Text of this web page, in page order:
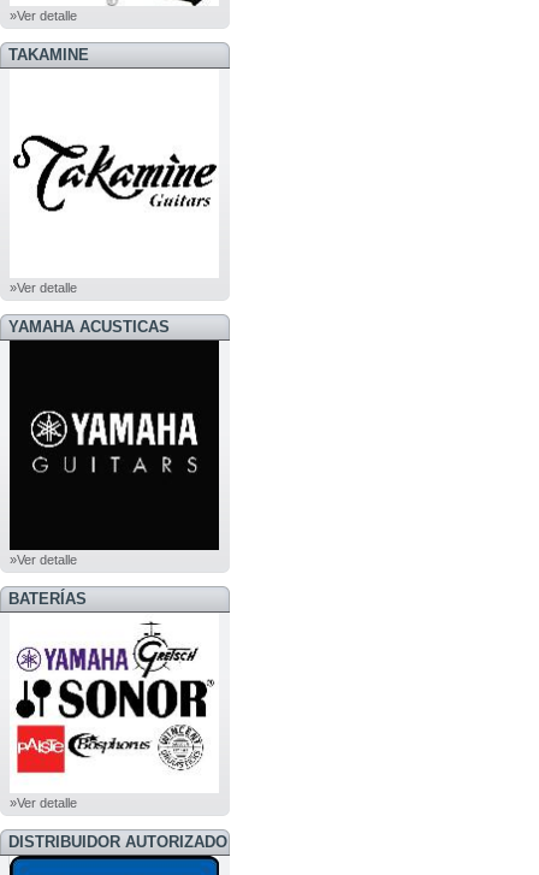
»Ver detalle
TAKAMINE
»Ver detalle
YAMAHA ACUSTICAS
»Ver detalle
BATERÍAS
»Ver detalle
DISTRIBUIDOR AUTORIZADO
BOSS